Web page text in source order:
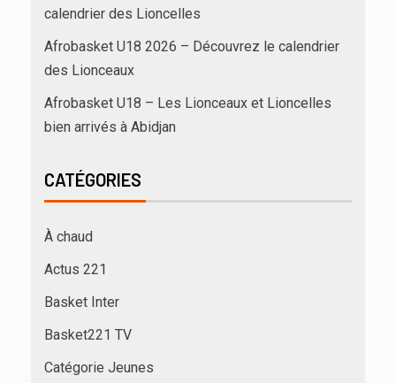
calendrier des Lioncelles
Afrobasket U18 2026 – Découvrez le calendrier
des Lionceaux
Afrobasket U18 – Les Lionceaux et Lioncelles
bien arrivés à Abidjan
CATÉGORIES
À chaud
Actus 221
Basket Inter
Basket221 TV
Catégorie Jeunes